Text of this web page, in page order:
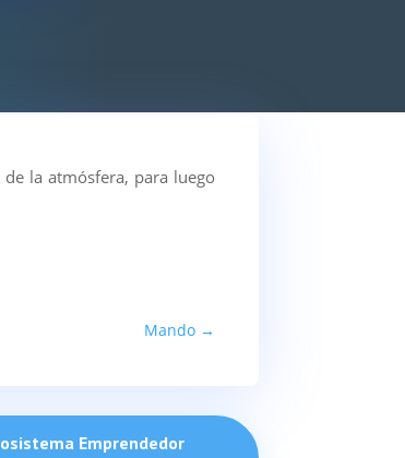
la atmósfera, para luego
Mando→
Emprendedor